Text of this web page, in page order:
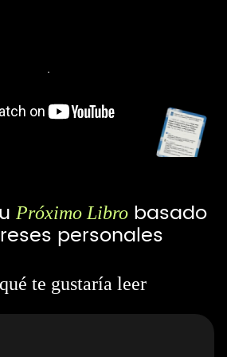
Próximo Libro basado
personales
te gustaría leer